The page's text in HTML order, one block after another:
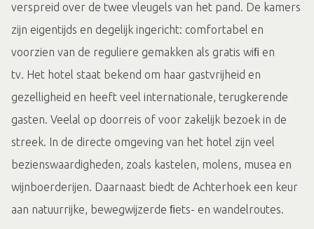
verspreid over de twee vleugels van het pand. De kamers
zijn eigentijds en degelijk ingericht: comfortabel en
voorzien van de reguliere gemakken als gratis wiﬁ en
tv. Het hotel staat bekend om haar gastvrijheid en
gezelligheid en heeft veel internationale, terugkerende
gasten. Veelal op doorreis of voor zakelijk bezoek in de
streek. In de directe omgeving van het hotel zijn veel
bezienswaardigheden, zoals kastelen, molens, musea en
wijnboerderijen. Daarnaast biedt de Achterhoek een keur
aan natuurrijke, bewegwijzerde ﬁets- en wandelroutes.